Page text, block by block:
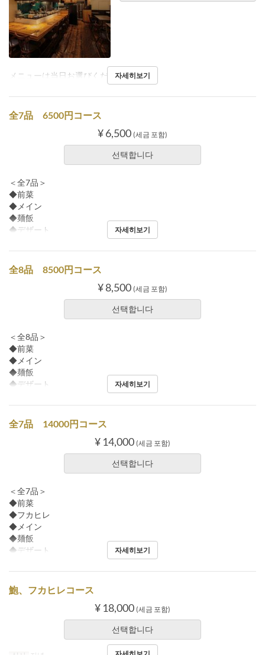
メニューは当日お選びください。자세히보기
全7品 6500円コース
¥ 6,500 (세금 포함)
선택합니다
＜全7品＞
◆前菜
◆メイン
◆麺飯
◆デザート
자세히보기
全8品 8500円コース
¥ 8,500 (세금 포함)
선택합니다
＜全8品＞
◆前菜
◆メイン
◆麺飯
◆デザート
자세히보기
全7品 14000円コース
¥ 14,000 (세금 포함)
선택합니다
＜全7品＞
◆前菜
◆フカヒレ
◆メイン
◆麺飯
◆デザート
자세히보기
鮑、フカヒレコース
¥ 18,000 (세금 포함)
선택합니다